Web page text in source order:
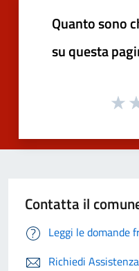
Quanto sono
su questa
Contatta il
Leggi le domande
Richiedi Assistenza